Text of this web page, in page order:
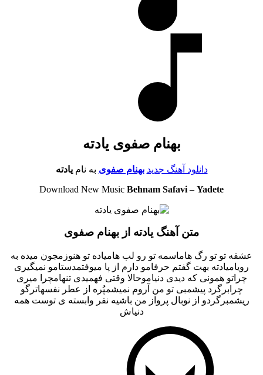
بهنام صفوی یادته
دانلود آهنگ جدید بهنام صفوی به نامیادته
Download New Music Behnam Safavi – Yadete
متن آهنگ یادته از بهنام صفوی
عشقه تو تو رگ هاماسمه تو رو لب هامیاده تو هنوزمجون میده به
رویامیادته بهت گفتم حرفامو دارم از پا میوفتمدستامو نمیگیری
چراتو همونی که دیدی دنیاموحالا وقتی فهمیدی تنهامچرا میری
چرابرگرد پیشمبی تو من آروم نمیشمپُره از عطر نفسهاترگو
ریشمبرگردو از نوبال پرواز من باشیه نفر وابسته ی توست همه
دنیاش